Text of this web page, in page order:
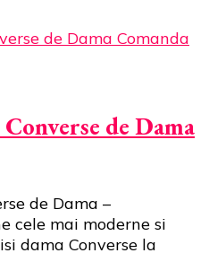
de Dama
de Dama –
cele mai moderne si
dama Converse la